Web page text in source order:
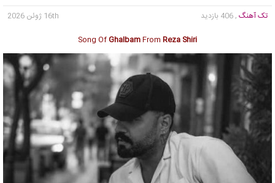
تک آهنگ , 406 بازدید
16th ژوئن 2026
Song OfGhalbamFrom Reza Shiri